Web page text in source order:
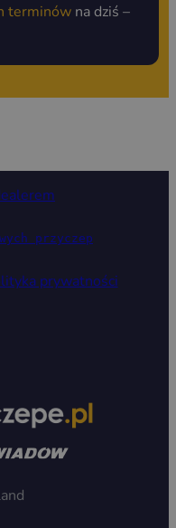
terminówna dziś –
przyczep
prywatności